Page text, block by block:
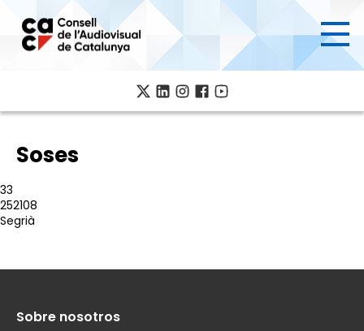
contenido
principal
Soses
33
252108
Segrià
Peu
Sobre nosotros